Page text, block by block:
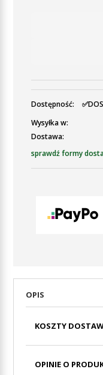
Dostępność:
Wysyłka w:
Dostawa:
Cena nie zawiera
sprawdź formy
OPIS
KOSZTY
OPINIE O